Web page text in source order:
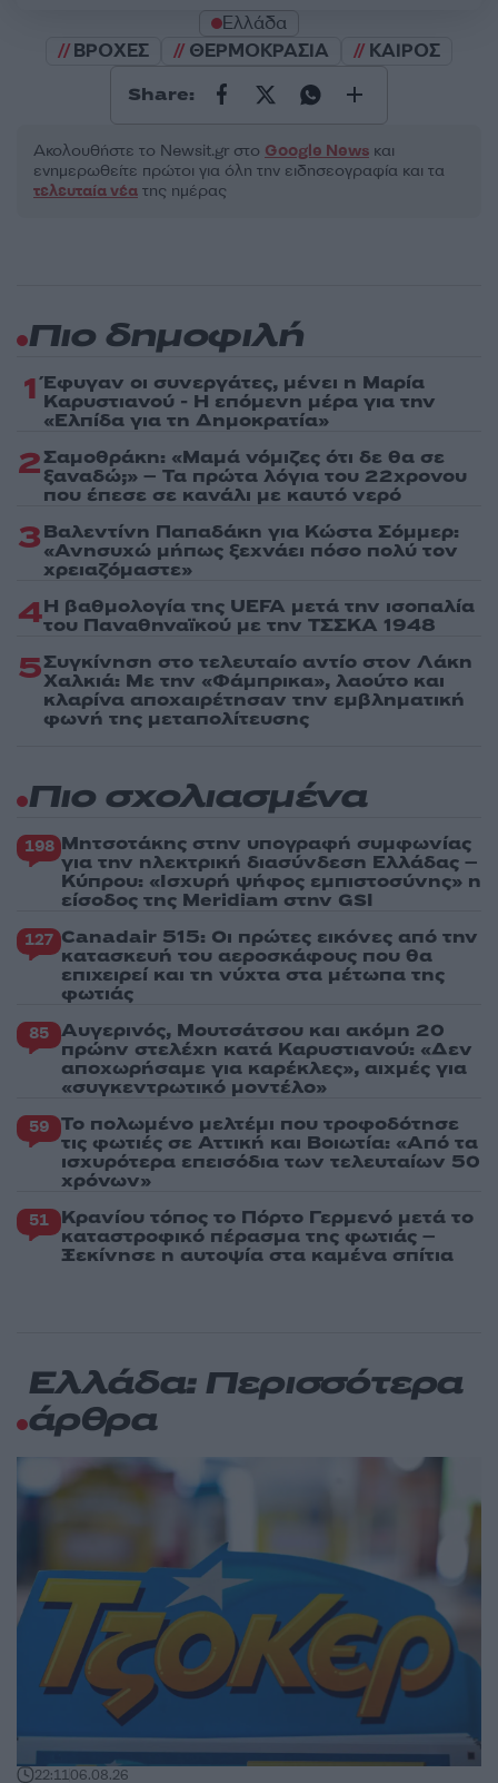
Ελλάδα
ΒΡΟΧΕΣ
ΘΕΡΜΟΚΡΑΣΙΑ ΚΑΙΡΟΣ
Share:
Ακολουθήστε το Νewsit.gr στο Google News και
ενημερωθείτε πρώτοι για όλη την ειδησεογραφία και τα
τελευταία νέα της ημέρας
Πιο δημοφιλή
1 Έφυγαν οι συνεργάτες, μένει η Μαρία
Καρυστιανού - Η επόμενη μέρα για την
«Ελπίδα για τη Δημοκρατία»
2Σαμοθράκη: «Μαμά νόμιζες ότι δε θα σε
ξαναδώ;» – Τα πρώτα λόγια του 22χρονου
που έπεσε σε κανάλι με καυτό νερό
3Βαλεντίνη Παπαδάκη για Κώστα Σόμμερ:
«Ανησυχώ μήπως ξεχνάει πόσο πολύ τον
χρειαζόμαστε»
4Η βαθμολογία της UEFA μετά την ισοπαλία
του Παναθηναϊκού με την ΤΣΣΚΑ 1948
5Συγκίνηση στο τελευταίο αντίο στον Λάκη
Χαλκιά: Με την «Φάμπρικα», λαούτο και
κλαρίνα αποχαιρέτησαν την εμβληματική
φωνή της μεταπολίτευσης
Πιο σχολιασμένα
198 Μητσοτάκης στην υπογραφή συμφωνίας
για την ηλεκτρική διασύνδεση Ελλάδας –
Κύπρου: «Ισχυρή ψήφος εμπιστοσύνης» η
είσοδος της Meridiam στην GSI
127 Canadair 515: Οι πρώτες εικόνες από την
κατασκευή του αεροσκάφους που θα
επιχειρεί και τη νύχτα στα μέτωπα της
φωτιάς
85 Αυγερινός, Μουτσάτσου και ακόμη 20
πρώην στελέχη κατά Καρυστιανού: «Δεν
αποχωρήσαμε για καρέκλες», αιχμές για
«συγκεντρωτικό μοντέλο»
59 Το πολωμένο μελτέμι που τροφοδότησε
τις φωτιές σε Αττική και Βοιωτία: «Από τα
ισχυρότερα επεισόδια των τελευταίων 50
χρόνων»
51 Κρανίου τόπος το Πόρτο Γερμενό μετά το
καταστροφικό πέρασμα της φωτιάς –
Ξεκίνησε η αυτοψία στα καμένα σπίτια
Ελλάδα: Περισσότερα
άρθρα
22:1106.08.26